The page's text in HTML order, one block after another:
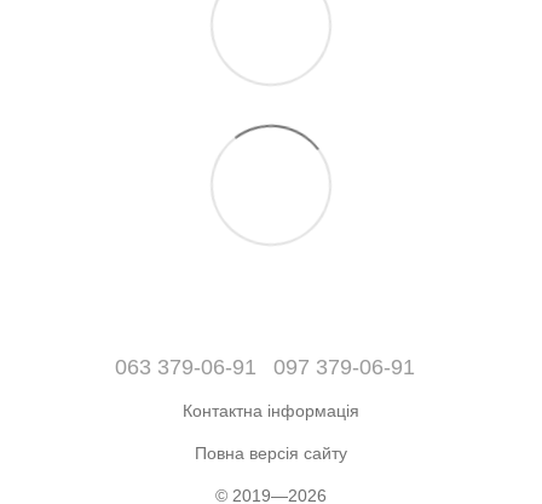
063 379-06-91 097 379-06-91
Контактна інформація
Повна версія сайту
© 2019—2026